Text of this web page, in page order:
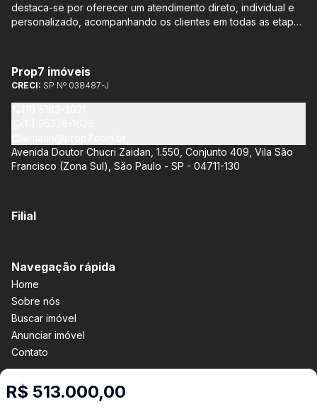
R$ 513.000,00
destaca-se por oferecer um atendimento direto, individual e
personalizado, acompanhando os clientes em todas as etapas
Lemann Imóveis, destaca-se o Isla by Cyrela, localizado em
Santo Amaro, que oferece apartamentos de 113 m² e 136 m²,
com opções de 3 ou 4 quartos e até 3 suítes. Esses imóveis
estão situados próximos ao Metrô e à Marginal Pinheiros,
Prop7 imóveis
CRECI: SP Nº 038487-J
Avenida Doutor Chucri Zaidan, 1.550, Conjunto 409, Vila São
Francisco (Zona Sul), São Paulo - SP - 04711-130
Filial
Navegação rápida
Home
Sobre nós
Buscar imóvel
Anunciar imóvel
Contato